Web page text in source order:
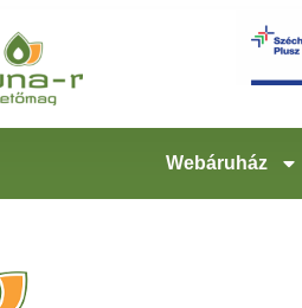
Webáruház